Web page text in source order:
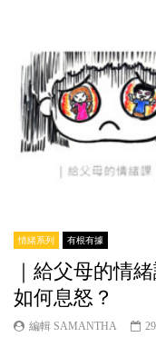
情緒系列 有根有據
｜給父母的情
如何息怒？
編輯 SAMANTHA